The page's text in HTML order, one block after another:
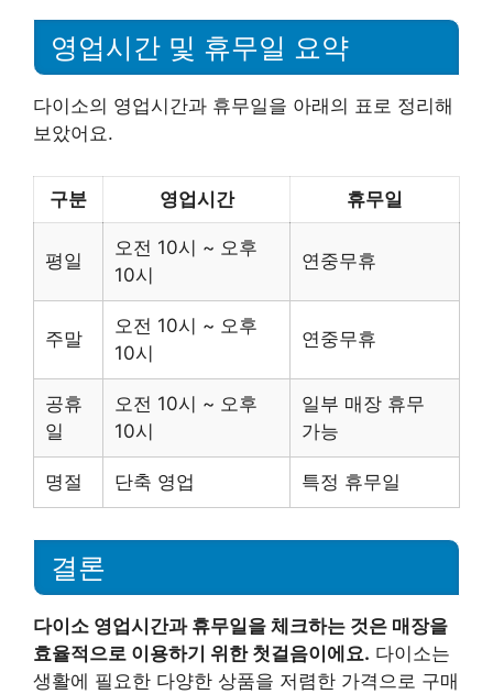
영업시간 및 휴무일 요약
다이소의 영업시간과 휴무일을 아래의 표로 정리해
보았어요.
구분 영업시간 휴무일
평일
오전 10시 ~ 오후
10시
연중무휴
주말
오전 10시 ~ 오후
10시
연중무휴
공휴
일
오전 10시 ~ 오후
10시
일부 매장 휴무
가능
명절 단축 영업 특정 휴무일
결론
다이소 영업시간과 휴무일을 체크하는 것은 매장을
효율적으로 이용하기 위한 첫걸음이에요. 다이소는
생활에 필요한 다양한 상품을 저렴한 가격으로 구매